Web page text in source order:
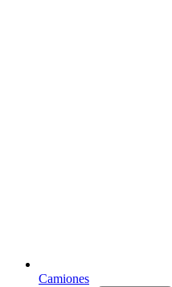
Camiones